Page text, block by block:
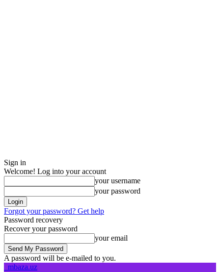
Sign in
Welcome! Log into your account
your username
your password
Forgot your password? Get help
Password recovery
Recover your password
your email
A password will be e-mailed to you.
mbaza.uz